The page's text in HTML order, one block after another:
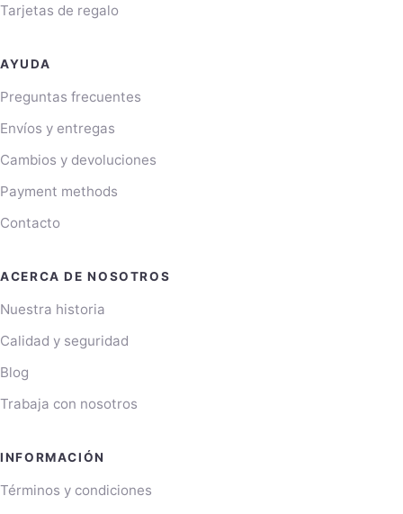
Tarjetas de regalo
AYUDA
Preguntas frecuentes
Envíos y entregas
Cambios y devoluciones
Payment methods
Contacto
ACERCA DE NOSOTROS
Nuestra historia
Calidad y seguridad
Blog
Trabaja con nosotros
INFORMACIÓN
Términos y condiciones